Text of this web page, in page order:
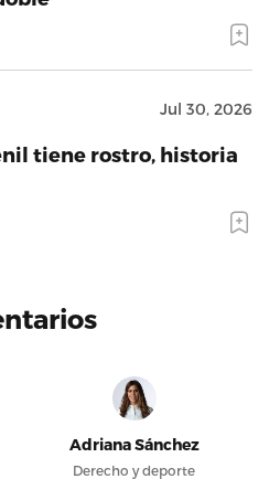
Jul 30, 2026
tiene rostro, historia
Adriana Sánchez
Derecho y deporte